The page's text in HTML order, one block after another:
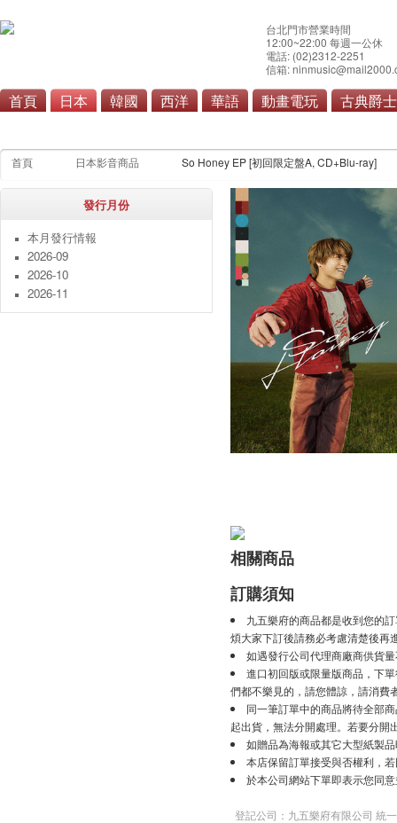
台北門市營業時間
12:00~22:00 每週一公休
電話: (02)2312-2251
信箱:
首頁 日本 韓國 西洋 華語 動畫電玩 古典爵士
首頁 日本影音商品 So Honey EP [初回限定盤A, CD+Blu-ray]
發行月份
本月發行情報
2026-09
2026-10
2026-11
相關商品
訂購須知
九五樂府的商品都是收到您的
煩大家下訂後請務必考慮清楚後再
如遇發行公司代理商廠商供貨
進口初回版或限量版商品，下
們都不樂見的，請您體諒，請消費
同一筆訂單中的商品將待全部
起出貨，無法分開處理。若要分開
如贈品為海報或其它大型紙製
本店保留訂單接受與否權利，
於本公司網站下單即表示您同
登記公司：九五樂府有限公司 統